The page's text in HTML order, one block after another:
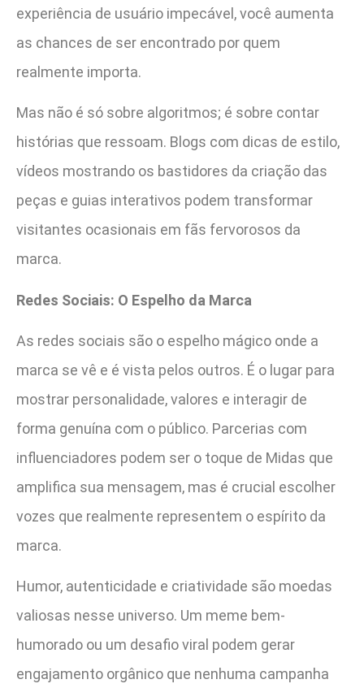
experiência de usuário impecável, você aumenta
as chances de ser encontrado por quem
realmente importa.
Mas não é só sobre algoritmos; é sobre contar
histórias que ressoam. Blogs com dicas de estilo,
vídeos mostrando os bastidores da criação das
peças e guias interativos podem transformar
visitantes ocasionais em fãs fervorosos da
marca.
Redes Sociais: O Espelho da Marca
As redes sociais são o espelho mágico onde a
marca se vê e é vista pelos outros. É o lugar para
mostrar personalidade, valores e interagir de
forma genuína com o público. Parcerias com
influenciadores podem ser o toque de Midas que
amplifica sua mensagem, mas é crucial escolher
vozes que realmente representem o espírito da
marca.
Humor, autenticidade e criatividade são moedas
valiosas nesse universo. Um meme bem-
humorado ou um desafio viral podem gerar
engajamento orgânico que nenhuma campanha